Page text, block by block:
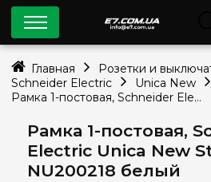
Рамка 1-постовая,
Electric Unica New
NU200218 белый
0
Viber
Главная
Розетки и
Schneider Electric
Unica New
Рамка 1-постовая, Schneider Electric Unica New Studio NU200218 белый